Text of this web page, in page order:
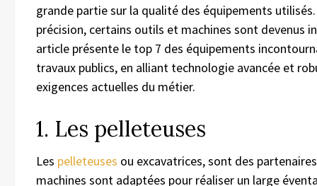
grande partie sur la qualité des équipements
précision, certains outils et machines sont devenus
article présente le top 7 des équipements
travaux publics, en alliant technologie avancée et
exigences actuelles du métier.
1. Les pelleteuses
Les pelleteuses ou excavatrices, sont des
machines sont adaptées pour réaliser un large